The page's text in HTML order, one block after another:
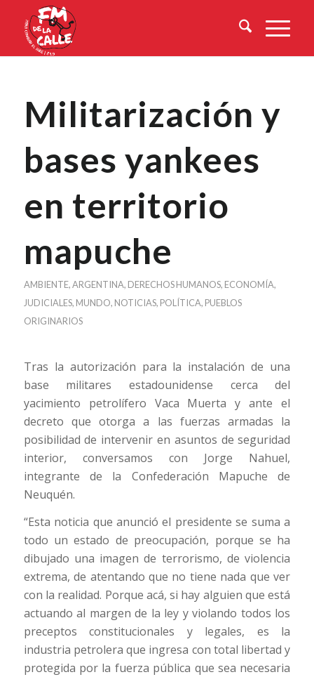
Militarización y
bases yankees
en territorio
mapuche
AMBIENTE,ARGENTINA, DERECHOS HUMANOS, ECONOMÍA,
JUDICIALES, MUNDO, NOTICIAS, POLÍTICA, PUEBLOS
ORIGINARIOS
Tras la autorización para la instalación de una
base militares estadounidense cerca del
yacimiento petrolífero Vaca Muerta y ante el
decreto que otorga a las fuerzas armadas la
posibilidad de intervenir en asuntos de seguridad
interior, conversamos con Jorge Nahuel,
integrante de la Confederación Mapuche de
Neuquén.
“Esta noticia que anunció el presidente se suma a
todo un estado de preocupación, porque se ha
dibujado una imagen de terrorismo, de violencia
extrema, de atentando que no tiene nada que ver
con la realidad. Porque acá, si hay alguien que está
actuando al margen de la ley y violando todos los
preceptos constitucionales y legales, es la
industria petrolera que ingresa con total libertad y
protegida por la fuerza pública que sea necesaria